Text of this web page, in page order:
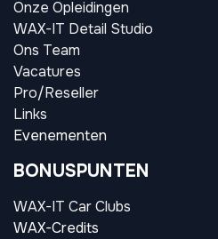
Onze Opleidingen
WAX-IT Detail Studio
Ons Team
Vacatures
Pro/Reseller
Links
Evenementen
BONUSPUNTEN
WAX-IT Car Clubs
WAX-Credits